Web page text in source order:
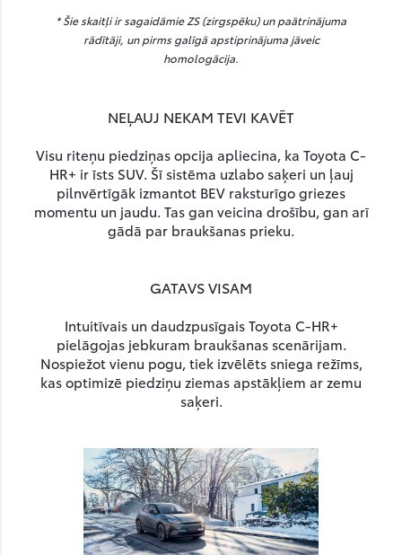
* Šie skaitļi ir sagaidāmie ZS (zirgspēku) un paātrinājuma
rādītāji, un pirms galīgā apstiprinājuma jāveic
homologācija.
NEĻAUJ NEKAM TEVI KAVĒT
Visu riteņu piedziņas opcija apliecina, ka Toyota C-
HR+ ir īsts SUV. Šī sistēma uzlabo saķeri un ļauj
pilnvērtīgāk izmantot BEV raksturīgo griezes
momentu un jaudu. Tas gan veicina drošību, gan arī
gādā par braukšanas prieku.
GATAVS VISAM
Intuitīvais un daudzpusīgais Toyota C-HR+
pielāgojas jebkuram braukšanas scenārijam.
Nospiežot vienu pogu, tiek izvēlēts sniega režīms,
kas optimizē piedziņu ziemas apstākļiem ar zemu
saķeri.